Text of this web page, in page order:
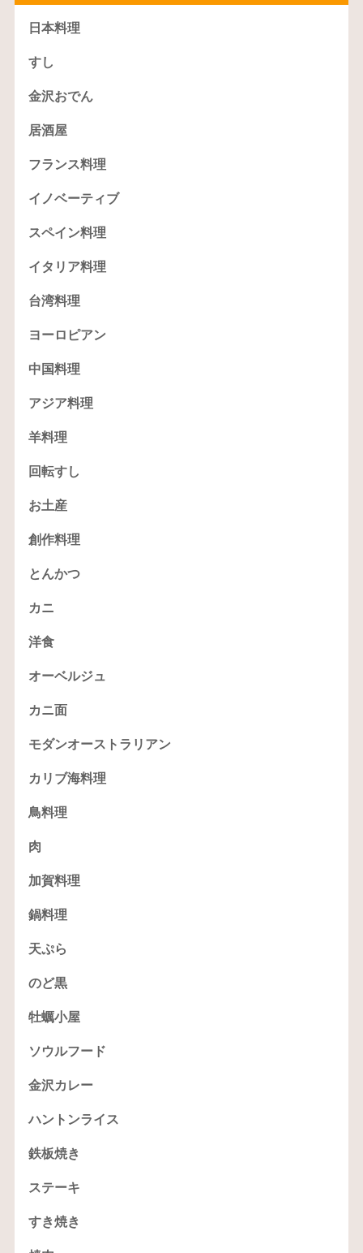
日本料理
すし
金沢おでん
居酒屋
フランス料理
イノベーティブ
スペイン料理
イタリア料理
台湾料理
ヨーロピアン
中国料理
アジア料理
羊料理
回転すし
お土産
創作料理
とんかつ
カニ
洋食
オーベルジュ
カニ面
モダンオーストラリアン
カリブ海料理
鳥料理
肉
加賀料理
鍋料理
天ぷら
のど黒
牡蠣小屋
ソウルフード
金沢カレー
ハントンライス
鉄板焼き
ステーキ
すき焼き